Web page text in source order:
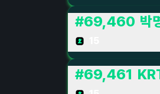
#69,460 박
#69,461